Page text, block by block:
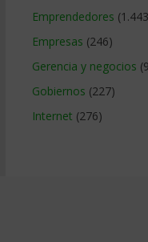
Emprendedores
Empresas (246)
Gerencia y negocios
Gobiernos (227)
Internet (276)